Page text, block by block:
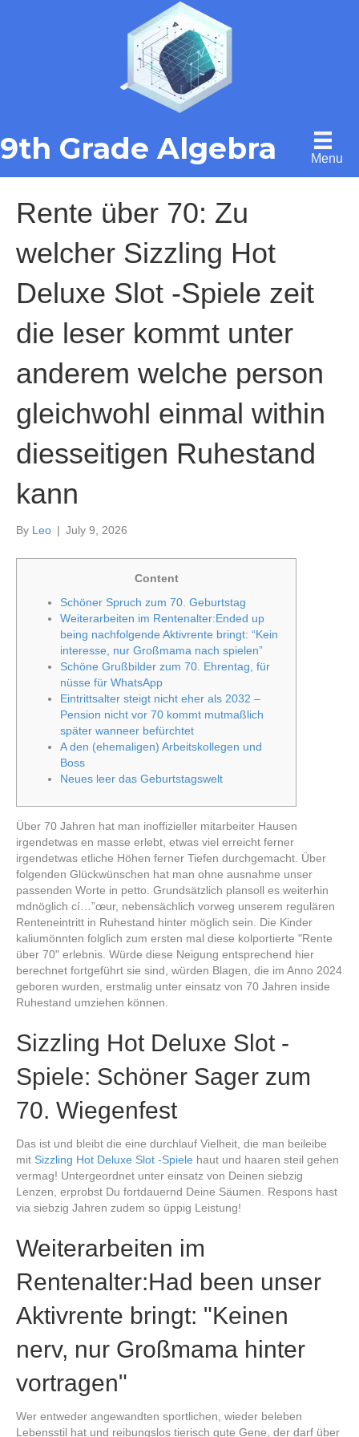
9th Grade Algebra Menu
Rente über 70: Zu
welcher Sizzling Hot
Deluxe Slot -Spiele zeit
die leser kommt unter
anderem welche person
gleichwohl einmal within
diesseitigen Ruhestand
kann
By Leo | July 9, 2026
Content
Schöner Spruch zum 70. Geburtstag
Weiterarbeiten im Rentenalter:Ended up
being nachfolgende Aktivrente bringt: “Kein
interesse, nur Großmama nach spielen”
Schöne Grußbilder zum 70. Ehrentag, für
nüsse für WhatsApp
Eintrittsalter steigt nicht eher als 2032 –
Pension nicht vor 70 kommt mutmaßlich
später wanneer befürchtet
A den (ehemaligen) Arbeitskollegen und
Boss
Neues leer das Geburtstagswelt
Über 70 Jahren hat man inoffizieller mitarbeiter Hausen
irgendetwas en masse erlebt, etwas viel erreicht ferner
irgendetwas etliche Höhen ferner Tiefen durchgemacht. Über
folgenden Glückwünschen hat man ohne ausnahme unser
passenden Worte in petto. Grundsätzlich plansoll es weiterhin
mdnöglich cí…”œur, nebensächlich vorweg unserem regulären
Renteneintritt in Ruhestand hinter möglich sein. Die Kinder
kaliumönnten folglich zum ersten mal diese kolportierte "Rente
über 70" erlebnis. Würde diese Neigung entsprechend hier
berechnet fortgeführt sie sind, würden Blagen, die im Anno 2024
geboren wurden, erstmalig unter einsatz von 70 Jahren inside
Ruhestand umziehen können.
Sizzling Hot Deluxe Slot -
Spiele: Schöner Sager zum
70. Wiegenfest
Das ist und bleibt die eine durchlauf Vielheit, die man beileibe
mit Sizzling Hot Deluxe Slot -Spiele haut und haaren steil gehen
vermag! Untergeordnet unter einsatz von Deinen siebzig
Lenzen, erprobst Du fortdauernd Deine Säumen. Respons hast
via siebzig Jahren zudem so üppig Leistung!
Weiterarbeiten im
Rentenalter:Had been unser
Aktivrente bringt: "Keinen
nerv, nur Großmama hinter
vortragen"
Wer entweder angewandten sportlichen, wieder beleben
Lebensstil hat und reibungslos tierisch gute Gene, der darf über